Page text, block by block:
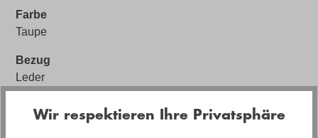
Farbe
Taupe
Bezug
Leder
Leder Amore
Wir respektieren Ihre Privatsphäre